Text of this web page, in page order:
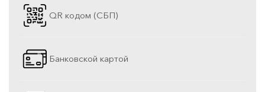
QR кодом (СБП)
Банковской картой